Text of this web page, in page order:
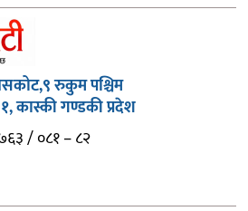
रुकुम पश्चिम
कास्की गण्डकी प्रदेश
/ ०८१ – ८२